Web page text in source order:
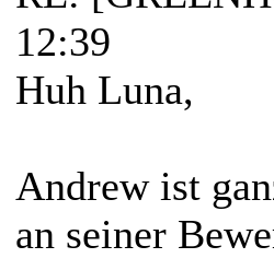
12:39
Huh Luna,
Andrew ist
an seiner